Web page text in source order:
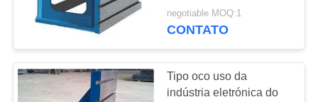
Base da máquina
do granito
fácil da caixa quadrada
negotiable MOQ:1
CONTATO
Tipo oco uso da
indústria eletrónica do